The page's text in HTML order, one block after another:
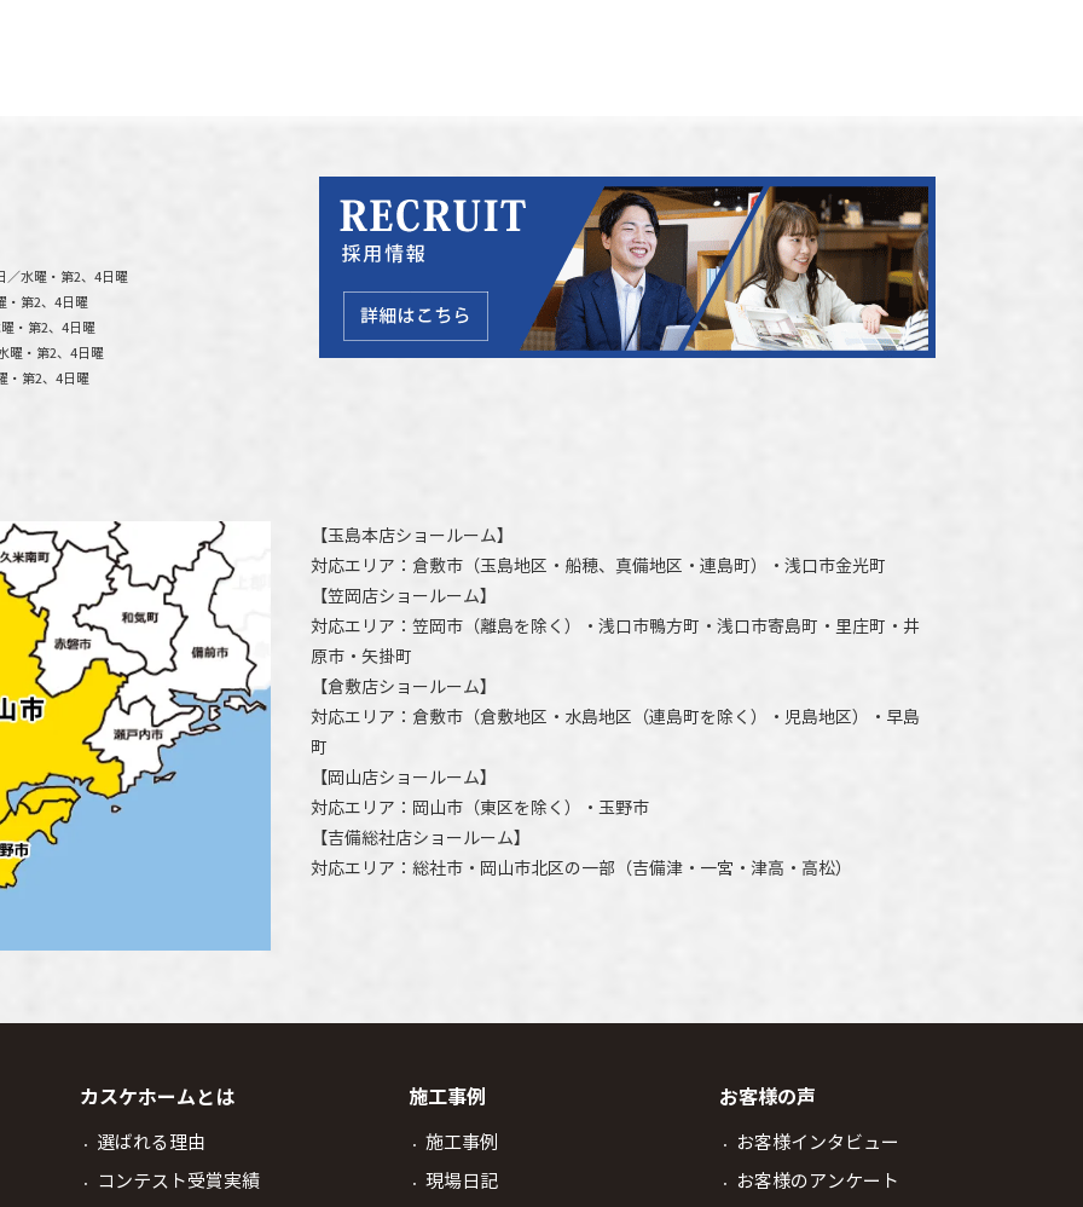
／水曜・第2、4日曜
・第2、4日曜
・第2、4日曜
曜・第2、4日曜
・第2、4日曜
【玉島本店ショールーム】
対応エリア： 倉敷市 （玉島地区・船穂、真備地区・連島町）・ 浅口市金光町
【笠岡店ショールーム】
対応エリア： 笠岡市（離島を除く） ・ 浅口市鴨方町・ 浅口市寄島町・里庄町・ 井
原市 ・矢掛町
【倉敷店ショールーム】
対応エリア： 倉敷市 （倉敷地区・水島地区（連島町を除く）・児島地区）・早島
町
【岡山店ショールーム】
対応エリア： 岡山市 （東区を除く）・玉野市
【吉備総社店ショールーム】
対応エリア： 総社市 ・ 岡山市北区の一部（吉備津・一宮・津高・高松）
カスケホームとは
選ばれる理由
コンテスト受賞実績
施工事例
施工事例
現場日記
お客様の声
お客様インタビュー
お客様のアンケート